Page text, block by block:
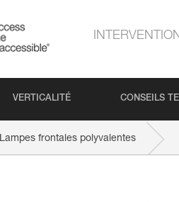
VERTICALITÉ CONSEILS
Lampes frontales polyvalentes